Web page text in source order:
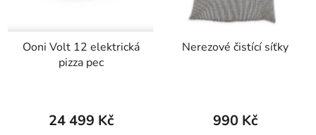
Ooni Volt 12 elektrická
pizza pec
24 499 Kč
Nerezové čistící síťky
990 Kč